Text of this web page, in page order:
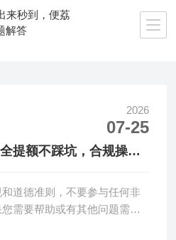
2026
07-25
提额不踩坑，合规操作
道德准则，不要参与任何非
需要帮助或有其他问题需要